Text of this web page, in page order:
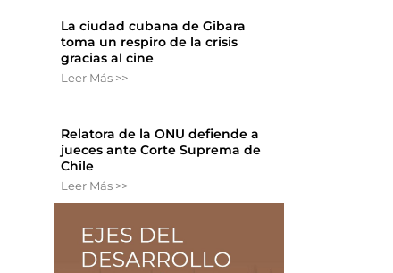
La ciudad cubana de Gibara
toma un respiro de la crisis
gracias al cine
Leer Más >>
Relatora de la ONU defiende a
jueces ante Corte Suprema de
Chile
Leer Más >>